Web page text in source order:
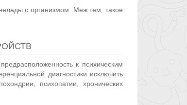
с организмом. Меж тем, такое
к психическим
диагностики исключить
психопатии, хронических